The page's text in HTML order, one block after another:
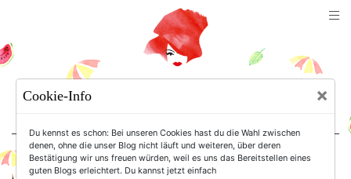
For Women. Not Girls.
Cookie-Info ×
Du kennst es schon: Bei unseren Cookies hast du die Wahl zwischen
denen, ohne die unser Blog nicht läuft und weiteren, über deren
Bestätigung wir uns freuen würden, weil es uns das Bereitstellen eines
guten Blogs erleichtert. Du kannst jetzt einfach